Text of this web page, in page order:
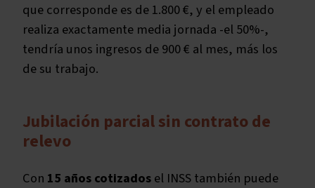
que corresponde es de 1.800 €, y el empleado
realiza exactamente media jornada -el 50%-,
tendría unos ingresos de 900 € al mes, más los
de su trabajo.
Jubilación parcial sin contrato de
relevo
Con 15 años cotizadosel INSS también puede